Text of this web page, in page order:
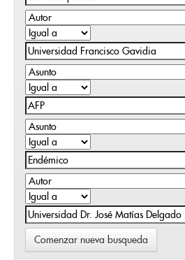
Comenzar nueva busqueda